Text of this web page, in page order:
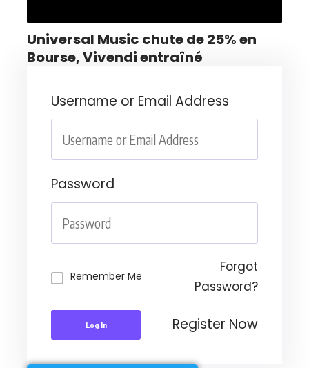
Universal Music chute de 25% en
Bourse, Vivendi entraîné
Username or Email Address
Password
Remember Me
Forgot
Password?
Log In Register Now